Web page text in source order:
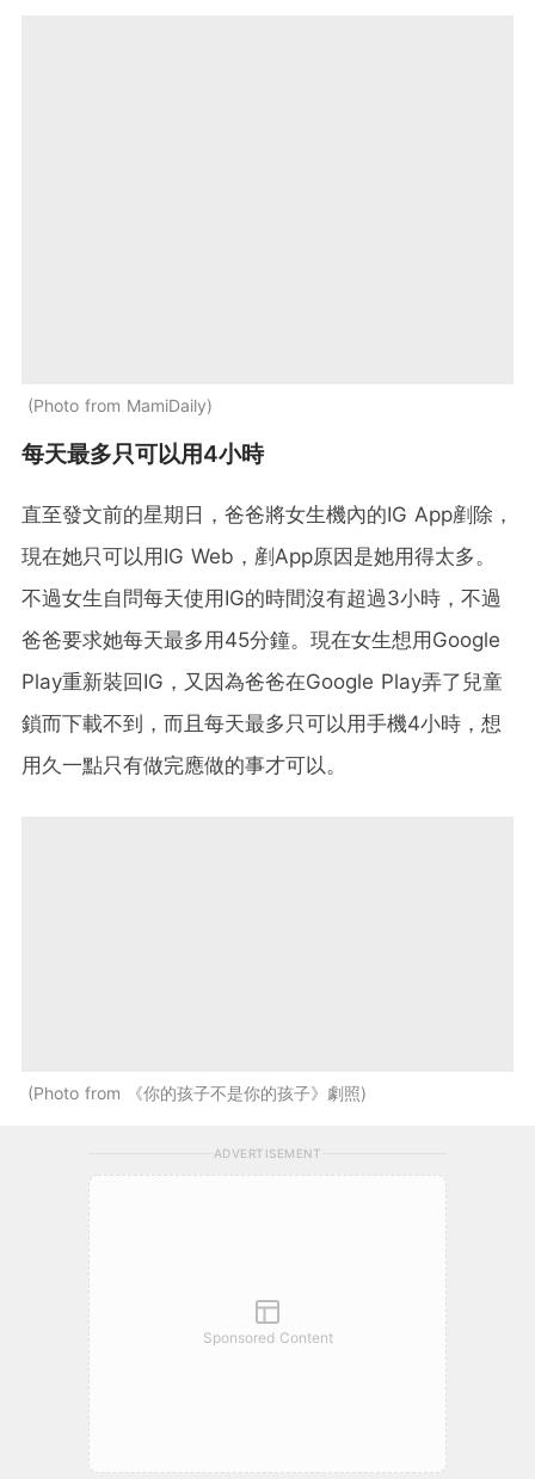
Photo from MamiDaily
每天最多只可以用4小時
直至發文前的星期日，爸爸將女生機內的IG App剷除，
現在她只可以用IG Web，剷App原因是她用得太多。
不過女生自問每天使用IG的時間沒有超過3小時，不過
爸爸要求她每天最多用45分鐘。現在女生想用Google
Play重新裝回IG，又因為爸爸在Google Play弄了兒童
鎖而下載不到，而且每天最多只可以用手機4小時，想
用久一點只有做完應做的事才可以。
Photo from 《你的孩子不是你的孩子》劇照
ADVERTISEMENT
Sponsored Content